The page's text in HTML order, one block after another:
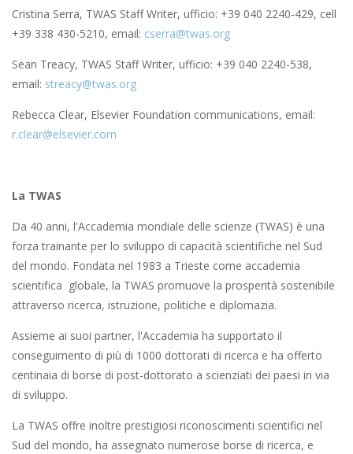
Cristina Serra, TWAS Staff Writer, ufficio: +39 040 2240-429, cell
+39 338 430-5210, email: cserra@twas.org
Sean Treacy, TWAS Staff Writer, ufficio: +39 040 2240-538,
email: streacy@twas.org
Rebecca Clear, Elsevier Foundation communications, email:
r.clear@elsevier.com
La TWAS
Da 40 anni, l'Accademia mondiale delle scienze (TWAS) è una
forza trainante per lo sviluppo di capacità scientifiche nel Sud
del mondo. Fondata nel 1983 a Trieste come accademia
scientifica globale, la TWAS promuove la prosperità sostenibile
attraverso ricerca, istruzione, politiche e diplomazia.
Assieme ai suoi partner, l'Accademia ha supportato il
conseguimento di più di 1000 dottorati di ricerca e ha offerto
centinaia di borse di post-dottorato a scienziati dei paesi in via
di sviluppo.
La TWAS offre inoltre prestigiosi riconoscimenti scientifici nel
Sud del mondo, ha assegnato numerose borse di ricerca, e